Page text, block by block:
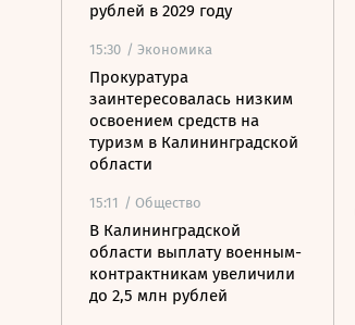
рублей в 2029 году
15:30 / Экономика
Прокуратура
заинтересовалась низким
освоением средств на
туризм в Калининградской
области
15:11 / Общество
В Калининградской
области выплату военным-
контрактникам увеличили
до 2,5 млн рублей